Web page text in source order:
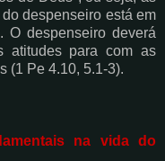
despenseiro está em
O despenseiro deverá
atitudes para com as
(1 Pe 4.10, 5.1-3).
na vida do